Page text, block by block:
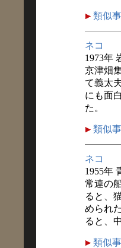
類似
ネコ
1973年
京津畑
て義太
にも面
た。
類似
ネコ
1955年
常連の
ると、
められ
ると、
類似